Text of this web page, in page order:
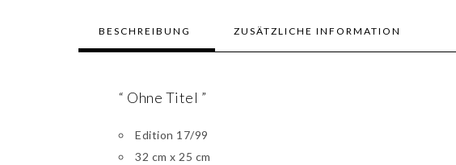
BESCHREIBUNG ZUSÄTZLICHE INFORMATION
“ Ohne Titel ”
Edition 17/99
32 cm x 25 cm